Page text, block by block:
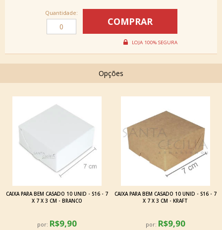
Quantidade:
Opções
CAIXA PARA BEM CASADO 10 UNID - S16 - 7
X 7 X 3 CM - BRANCO
por: R$9,90
CAIXA PARA BEM CASADO 10 UNID - S16 - 7
X 7 X 3 CM - KRAFT
por: R$9,90